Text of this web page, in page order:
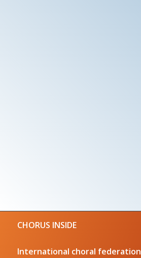
CHORUS INSIDE
International choral federation